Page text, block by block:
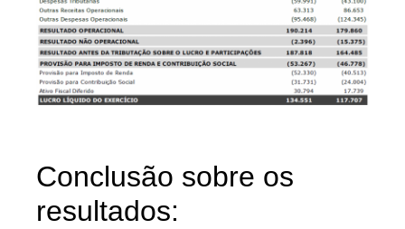
Conclusão sobre os
resultados: